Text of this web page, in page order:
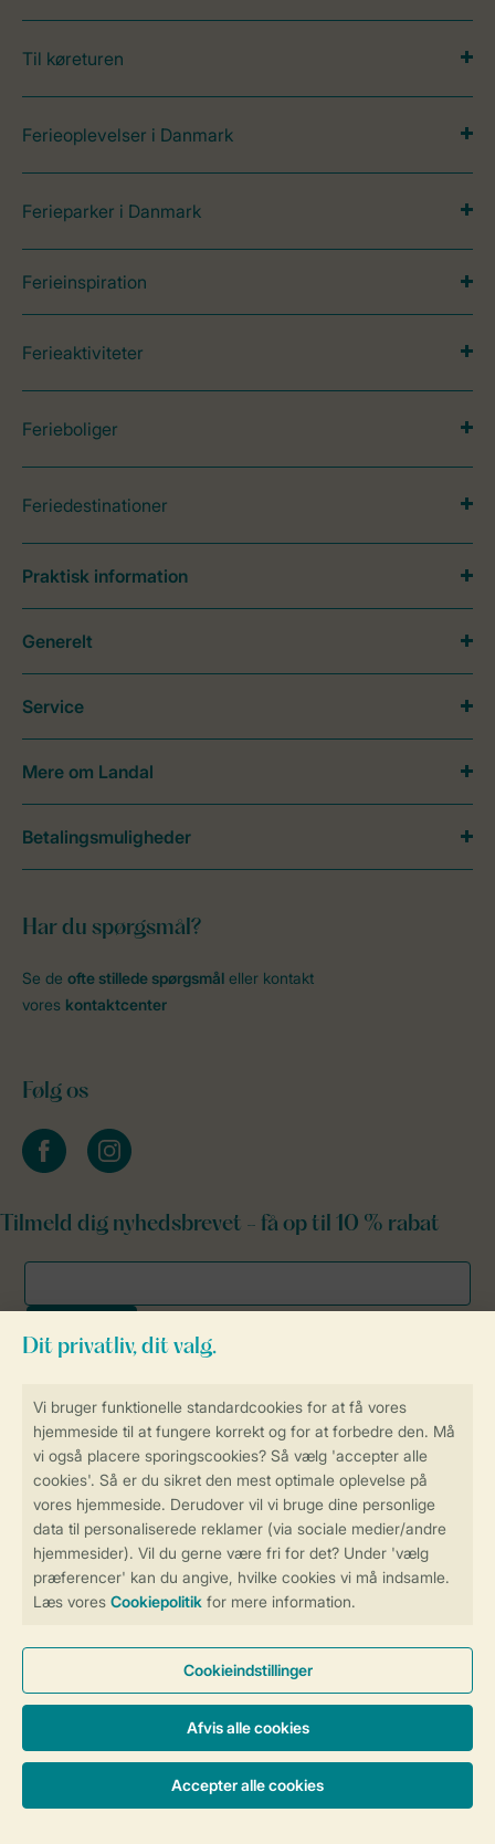
Få en personligt tilpasset oplevelse
på Landal.dk
Sikker og hurtig online booking
Sikker datahåndtering
Til køreturen
Ferieoplevelser i Danmark
Ferieparker i Danmark
Ferieinspiration
Ferieaktiviteter
Ferieboliger
Feriedestinationer
Har du spørgsmål?
Se de ofte stillede spørgsmål eller kontakt
vores kontaktcenter
Følg os
facebookinstagram
Tilmeld dig nyhedsbrevet - få op til 10 % rabat
Praktisk information
Generelt
Service
Mere om Landal
Betalingsmuligheder
Vilkår og betingelser Persondatapolitik
Cookies og banner
© 2026 Landal Formidling ApS | CVR 28842392